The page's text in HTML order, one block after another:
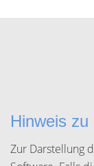
Hinweis
Zur Darstellung